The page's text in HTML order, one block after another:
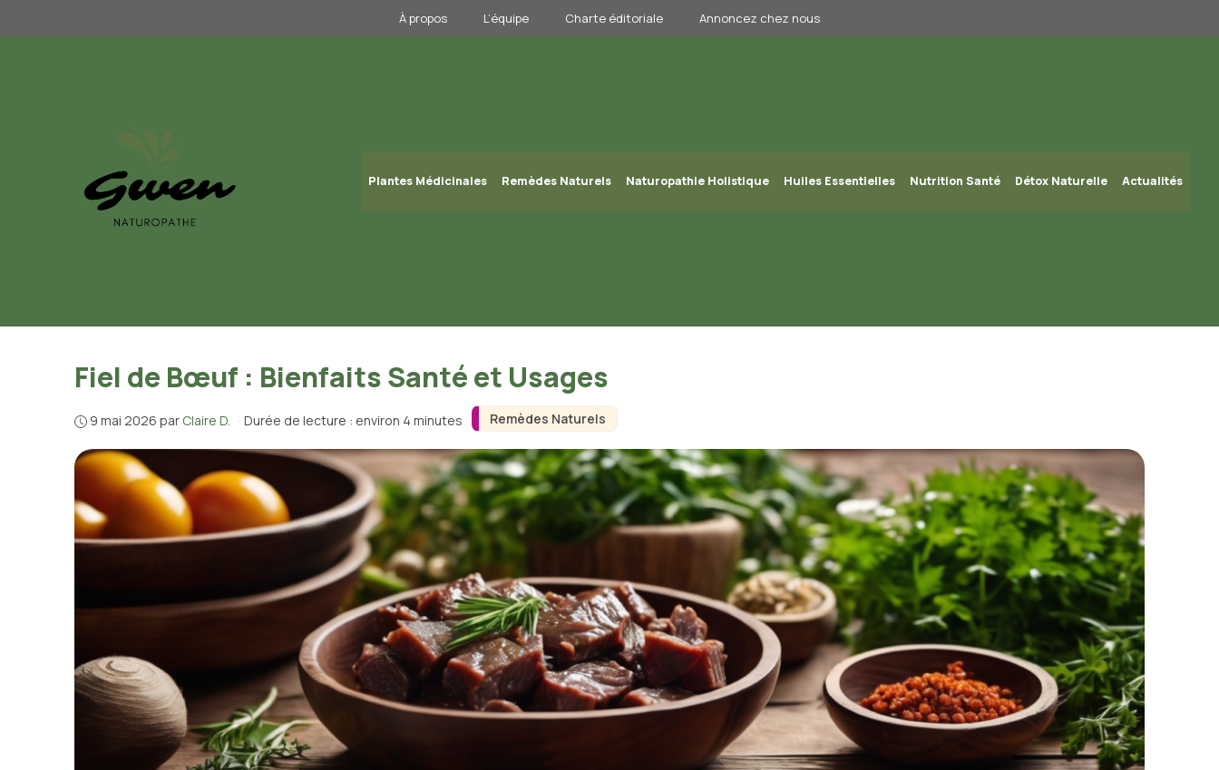
au
À propos L’équipe Charte éditoriale Annoncez chez nous
Plantes Médicinales Remèdes Naturels Naturopathie Holistique Huiles Essentielles Nutrition Santé Détox Naturelle Actualités
Remèdes Naturels
Fiel de Bœuf : Bienfaits Santé et Usages
9 mai 2026 par Claire D. · Durée de lecture : environ 4 minutes